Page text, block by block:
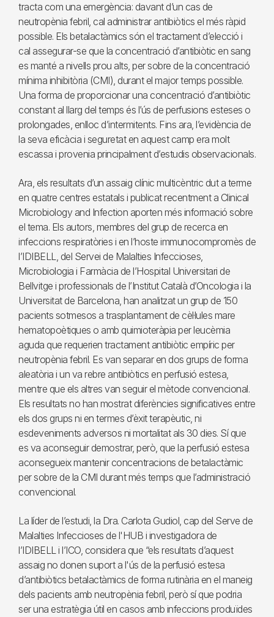
tracta com una emergència: davant d’un cas de
neutropènia febril, cal administrar antibiòtics el més ràpid
possible. Els betalactàmics són el tractament d’elecció i
cal assegurar-se que la concentració d’antibiòtic en sang
es manté a nivells prou alts, per sobre de la concentració
mínima inhibitòria (CMI), durant el major temps possible.
Una forma de proporcionar una concentració d’antibiòtic
constant al llarg del temps és l’ús de perfusions esteses o
prolongades, enlloc d’intermitents. Fins ara, l’evidència de
la seva eficàcia i seguretat en aquest camp era molt
escassa i provenia principalment d’estudis observacionals.
Ara, els resultats d’un assaig clínic multicèntric dut a terme
en quatre centres estatals i publicat recentment a Clinical
Microbiology and Infection aporten més informació sobre
el tema. Els autors, membres del grup de recerca en
infeccions respiratòries i en l’hoste immunocompromès de
l’IDIBELL, del Servei de Malalties Infeccioses,
Microbiologia i Farmàcia de l’Hospital Universitari de
Bellvitge i professionals de l’Institut Català d’Oncologia i la
Universitat de Barcelona, han analitzat un grup de 150
pacients sotmesos a trasplantament de cèl·lules mare
hematopoètiques o amb quimioteràpia per leucèmia
aguda que requerien tractament antibiòtic empíric per
neutropènia febril. Es van separar en dos grups de forma
aleatòria i un va rebre antibiòtics en perfusió estesa,
mentre que els altres van seguir el mètode convencional.
Els resultats no han mostrat diferències significatives entre
els dos grups ni en termes d’èxit terapèutic, ni
esdeveniments adversos ni mortalitat als 30 dies. Sí que
es va aconseguir demostrar, però, que la perfusió estesa
aconsegueix mantenir concentracions de betalactàmic
per sobre de la CMI durant més temps que l’administració
convencional.
La líder de l’estudi, la Dra. Carlota Gudiol, cap del Serve de
Malalties Infeccioses de l'HUB i investigadora de
l’IDIBELL i l’ICO, considera que “els resultats d’aquest
assaig no donen suport a l'ús de la perfusió estesa
d’antibiòtics betalactàmics de forma rutinària en el maneig
dels pacients amb neutropènia febril, però sí que podria
ser una estratègia útil en casos amb infeccions produïdes